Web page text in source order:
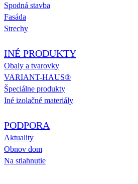
Spodná stavba
Fasáda
Strechy
INÉ PRODUKTY
Obaly a tvarovky
VARIANT-HAUS®
Špeciálne produkty
Iné izolačné materiály
PODPORA
Aktuality
Obnov dom
Na stiahnutie